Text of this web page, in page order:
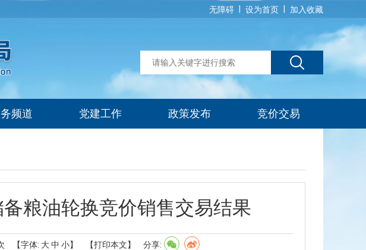
无障碍 设为首页 加入收藏
频道 党建工作 政策发布 竞价交易
粮油轮换竞价销售交易结果
【字体: 大中 小】 【打印本文】 分享: